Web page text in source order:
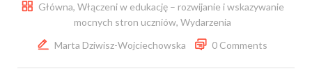
Główna, Włączeni w edukację – rozwijanie i wskazywanie
mocnych stron uczniów, Wydarzenia
Marta Dziwisz-Wojciechowska
0 Comments